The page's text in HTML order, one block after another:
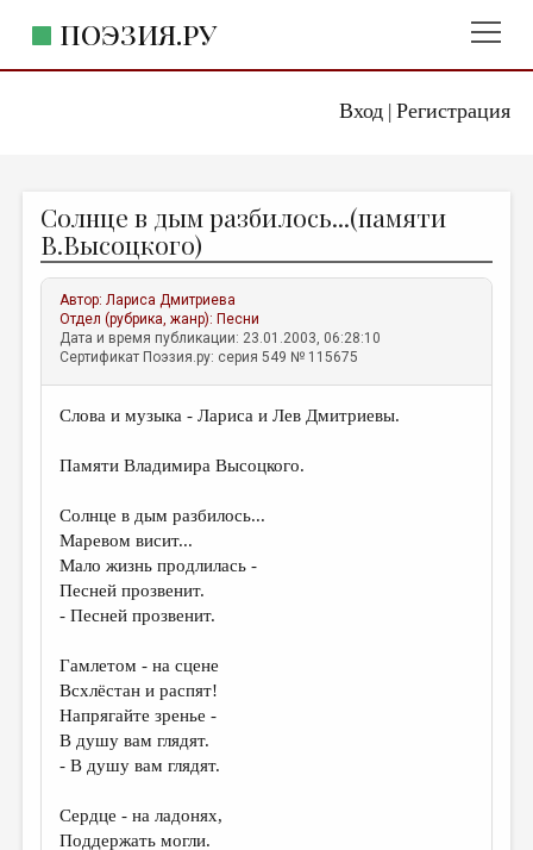
Вход| Регистрация
ПОЭЗИЯ.РУ
ЖАНРЫ
АВТОРЫ
КОММЕНТАРИИ
ЛИТСАЛОН
ИЗБРАННОЕ
ДАЙДЖЕСТ
ПРОИЗВЕДЕНИЯ
КОНКУРСЫ
ДЕТСКАЯ КОМНАТА
КНИЖНАЯ ПОЛКА
ОБЗОР ЛИТЕРАТУРЫ
Солнце в дым разбилось...(памяти
В.Высоцкого)
Автор:Лариса Дмитриева
Отдел (рубрика, жанр): Песни
Дата и время публикации: 23.01.2003, 06:28:10
Сертификат Поэзия.ру: серия 549 № 115675
Слова и музыка - Лариса и Лев Дмитриевы.
Памяти Владимира Высоцкого.
Солнце в дым разбилось...
Маревом висит...
Мало жизнь продлилась -
Песней прозвенит.
- Песней прозвенит.
Гамлетом - на сцене
Всхлёстан и распят!
Напрягайте зренье -
В душу вам глядят.
- В душу вам глядят.
Сердце - на ладонях,
Поддержать могли.